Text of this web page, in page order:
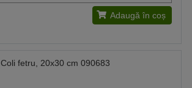
Adaugă în coș
Coli fetru, 20x30 cm 090683